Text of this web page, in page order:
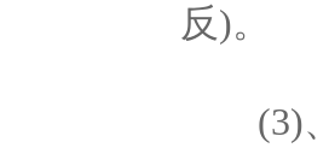
反)。
(3)、